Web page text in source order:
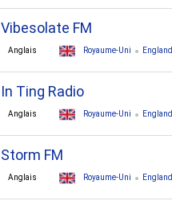
Vibesolate FM
Anglais Royaume-Uni England
In Ting Radio
Anglais Royaume-Uni England
Storm FM
Anglais Royaume-Uni England